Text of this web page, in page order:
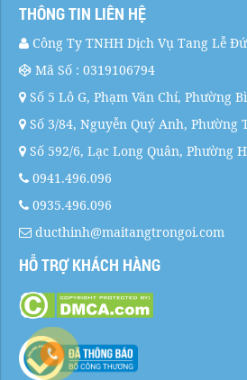
THÔNG TIN LIÊN HỆ
Công Ty TNHH Dịch Vụ Tang Lễ
Mã Số : 0319106794
Số 5 Lô G, Phạm Văn Chí, Phường
Số 3/84, Nguyễn Quý Anh, Phường
Số 592/6, Lạc Long Quân, Phường
0941.496.096
0935.496.096
ducthinh@maitangtrongoi.com
HỖ TRỢ KHÁCH HÀNG